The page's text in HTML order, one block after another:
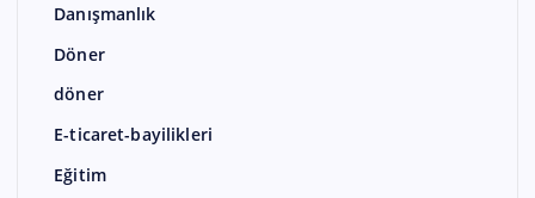
Danışmanlık
Döner
döner
E-ticaret-bayilikleri
Eğitim